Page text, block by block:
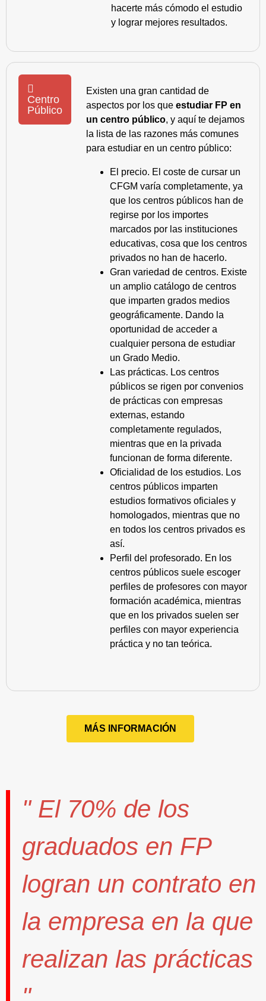
hacerte más cómodo el estudio
y lograr mejores resultados.
Centro
Público
Existen una gran cantidad de
aspectos por los que estudiar FP en
un centro público, y aquí te dejamos
la lista de las razones más comunes
para estudiar en un centro público:
El precio. El coste de cursar un
CFGM varía completamente, ya
que los centros públicos han de
regirse por los importes
marcados por las instituciones
educativas, cosa que los centros
privados no han de hacerlo.
Gran variedad de centros. Existe
un amplio catálogo de centros
que imparten grados medios
geográficamente. Dando la
oportunidad de acceder a
cualquier persona de estudiar
un Grado Medio.
Las prácticas. Los centros
públicos se rigen por convenios
de prácticas con empresas
externas, estando
completamente regulados,
mientras que en la privada
funcionan de forma diferente.
Oficialidad de los estudios. Los
centros públicos imparten
estudios formativos oficiales y
homologados, mientras que no
en todos los centros privados es
así.
Perfil del profesorado. En los
centros públicos suele escoger
perfiles de profesores con mayor
formación académica, mientras
que en los privados suelen ser
perfiles con mayor experiencia
práctica y no tan teórica.
MÁS INFORMACIÓN
" El 70% de los
graduados en FP
logran un contrato en
la empresa en la que
realizan las prácticas